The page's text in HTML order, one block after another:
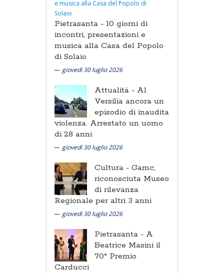
Pietrasanta - 10 giorni di
incontri, presentazioni e
musica alla Casa del Popolo
di Solaio
giovedì 30 luglio 2026
Attualità - Al
Versilia ancora un
episodio di inaudita
violenza. Arrestato un uomo
di 28 anni
giovedì 30 luglio 2026
Cultura - Gamc,
riconosciuta Museo
di rilevanza
Regionale per altri 3 anni
giovedì 30 luglio 2026
Pietrasanta - A
Beatrice Masini il
70° Premio
Carducci